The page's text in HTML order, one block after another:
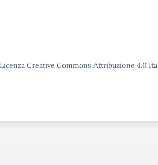
Creative Commons Attribuzione 4.0